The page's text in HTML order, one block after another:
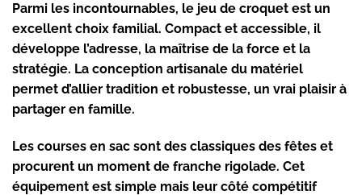
Parmi les incontournables, le jeu de croquet est un
excellent choix familial. Compact et accessible, il
développe l’adresse, la maîtrise de la force et la
stratégie. La conception artisanale du matériel
permet d’allier tradition et robustesse, un vrai plaisir à
partager en famille.
Les courses en sac sont des classiques des fêtes et
procurent un moment de franche rigolade. Cet
équipement est simple mais leur côté compétitif